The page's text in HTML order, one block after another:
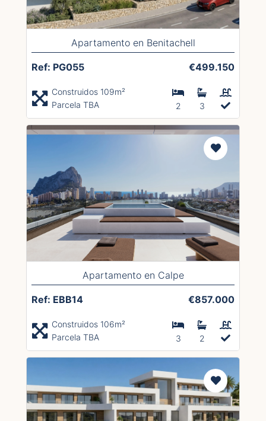
Apartamento en Benitachell
Ref: PG055 €499.150
Construidos 109m²
Parcela TBA
2 3
Apartamento en Calpe
Ref: EBB14 €857.000
Construidos 106m²
Parcela TBA
3 2